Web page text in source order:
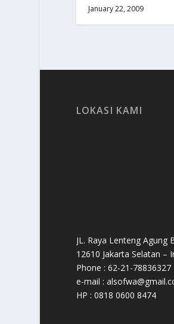
January 22, 2009
LOKASI KAMI
JL. Raya Lenteng Agung
12610 Jakarta Selatan –
Phone : 62-21-78836327
e-mail :
HP : 0818 0600 8474